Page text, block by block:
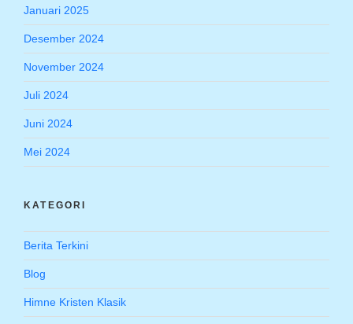
Januari 2025
Desember 2024
November 2024
Juli 2024
Juni 2024
Mei 2024
KATEGORI
Berita Terkini
Blog
Himne Kristen Klasik